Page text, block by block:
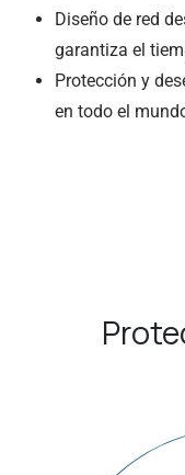
Diseño de red
garantiza el
Protección y
en todo el